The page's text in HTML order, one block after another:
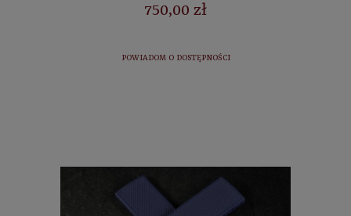
750,00 zł
POWIADOM O DOSTĘPNOŚCI